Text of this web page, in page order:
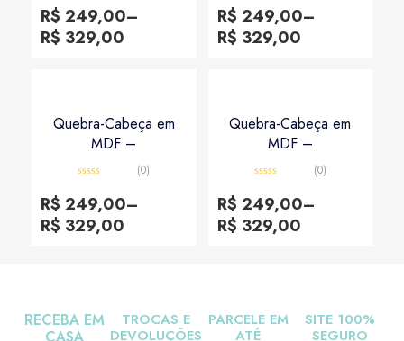
0
de
5
R$ 249,00–
R$ 329,00
0
de
5
R$ 249,00–
R$ 329,00
Quebra-Cabeça em
MDF –
0
de
5
(0)
R$ 249,00–
R$ 329,00
Quebra-Cabeça em
MDF –
0
de
5
(0)
R$ 249,00–
R$ 329,00
RECEBA EM
TROCAS E
DEVOLUÇÕES
PARCELE EM
ATÉ
SITE 100%
SEGURO